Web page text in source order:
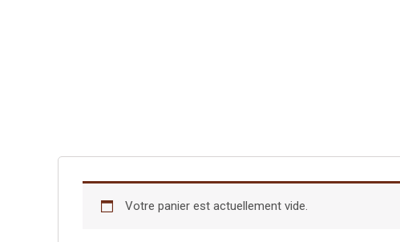
Votre panier est actuellement vide.